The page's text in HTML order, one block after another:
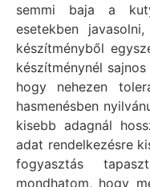
semmi baja a
esetekben
készítményből
készítménynél
hogy nehezen
hasmenésben
kisebb adagnál
adat rendelkezésre
fogyasztás
mondhatom, hogy